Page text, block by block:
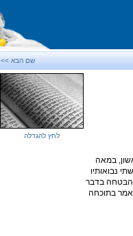
שם הבא >>
במאה
נבואותיו
ההבטחה בדבר
בתוכחה
לחץ להגדלה